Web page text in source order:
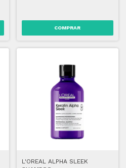
L'OREAL ALPHA SLEEK